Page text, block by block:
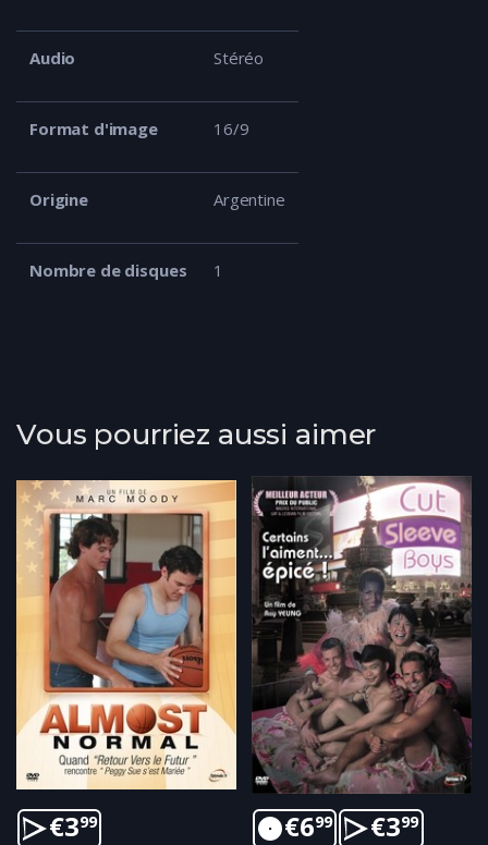
Audio Stéréo
Format d'image 16/9
Origine Argentine
Nombre de disques 1
Vous pourriez aussi aimer
€399 €699 €399